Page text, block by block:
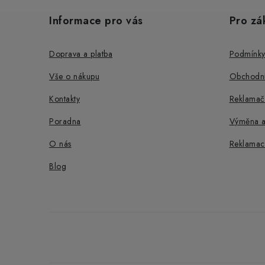
Informace pro vás
Doprava a platba
Vše o nákupu
Kontakty
Poradna
O nás
Blog
Pro
Výměna